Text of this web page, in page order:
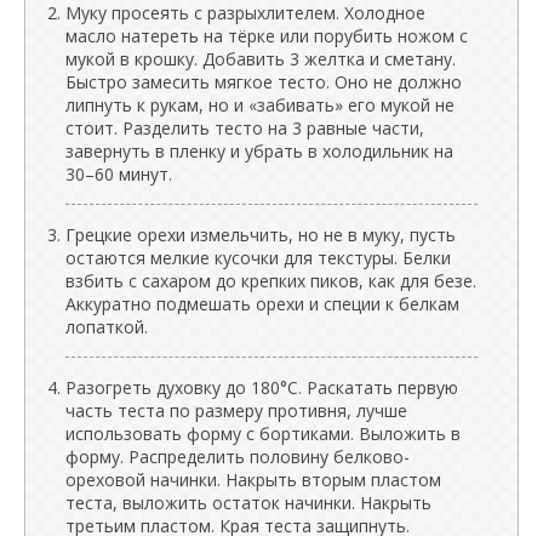
Муку просеять с разрыхлителем. Холодное
масло натереть на тёрке или порубить ножом с
мукой в крошку. Добавить 3 желтка и сметану.
Быстро замесить мягкое тесто. Оно не должно
липнуть к рукам, но и «забивать» его мукой не
стоит. Разделить тесто на 3 равные части,
завернуть в пленку и убрать в холодильник на
30–60 минут.
Грецкие орехи измельчить, но не в муку, пусть
остаются мелкие кусочки для текстуры. Белки
взбить с сахаром до крепких пиков, как для безе.
Аккуратно подмешать орехи и специи к белкам
лопаткой.
Разогреть духовку до 180°C. Раскатать первую
часть теста по размеру противня, лучше
использовать форму с бортиками. Выложить в
форму. Распределить половину белково-
ореховой начинки. Накрыть вторым пластом
теста, выложить остаток начинки. Накрыть
третьим пластом. Края теста защипнуть.